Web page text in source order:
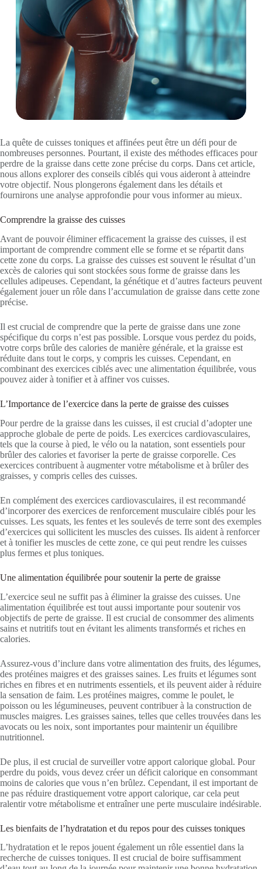
La quête de cuisses toniques et affinées peut être un défi pour de
nombreuses personnes. Pourtant, il existe des méthodes efficaces pour
perdre de la graisse dans cette zone précise du corps. Dans cet article,
nous allons explorer des conseils ciblés qui vous aideront à atteindre
votre objectif. Nous plongerons également dans les détails et
fournirons une analyse approfondie pour vous informer au mieux.
Comprendre la graisse des cuisses
Avant de pouvoir éliminer efficacement la graisse des cuisses, il est
important de comprendre comment elle se forme et se répartit dans
cette zone du corps. La graisse des cuisses est souvent le résultat d’un
excès de calories qui sont stockées sous forme de graisse dans les
cellules adipeuses. Cependant, la génétique et d’autres facteurs peuvent
également jouer un rôle dans l’accumulation de graisse dans cette zone
précise.
Il est crucial de comprendre que la perte de graisse dans une zone
spécifique du corps n’est pas possible. Lorsque vous perdez du poids,
votre corps brûle des calories de manière générale, et la graisse est
réduite dans tout le corps, y compris les cuisses. Cependant, en
combinant des exercices ciblés avec une alimentation équilibrée, vous
pouvez aider à tonifier et à affiner vos cuisses.
L’Importance de l’exercice dans la perte de graisse des cuisses
Pour perdre de la graisse dans les cuisses, il est crucial d’adopter une
approche globale de perte de poids. Les exercices cardiovasculaires,
tels que la course à pied, le vélo ou la natation, sont essentiels pour
brûler des calories et favoriser la perte de graisse corporelle. Ces
exercices contribuent à augmenter votre métabolisme et à brûler des
graisses, y compris celles des cuisses.
En complément des exercices cardiovasculaires, il est recommandé
d’incorporer des exercices de renforcement musculaire ciblés pour les
cuisses. Les squats, les fentes et les soulevés de terre sont des exemples
d’exercices qui sollicitent les muscles des cuisses. Ils aident à renforcer
et à tonifier les muscles de cette zone, ce qui peut rendre les cuisses
plus fermes et plus toniques.
Une alimentation équilibrée pour soutenir la perte de graisse
L’exercice seul ne suffit pas à éliminer la graisse des cuisses. Une
alimentation équilibrée est tout aussi importante pour soutenir vos
objectifs de perte de graisse. Il est crucial de consommer des aliments
sains et nutritifs tout en évitant les aliments transformés et riches en
calories.
Assurez-vous d’inclure dans votre alimentation des fruits, des légumes,
des protéines maigres et des graisses saines. Les fruits et légumes sont
riches en fibres et en nutriments essentiels, et ils peuvent aider à réduire
la sensation de faim. Les protéines maigres, comme le poulet, le
poisson ou les légumineuses, peuvent contribuer à la construction de
muscles maigres. Les graisses saines, telles que celles trouvées dans les
avocats ou les noix, sont importantes pour maintenir un équilibre
nutritionnel.
De plus, il est crucial de surveiller votre apport calorique global. Pour
perdre du poids, vous devez créer un déficit calorique en consommant
moins de calories que vous n’en brûlez. Cependant, il est important de
ne pas réduire drastiquement votre apport calorique, car cela peut
ralentir votre métabolisme et entraîner une perte musculaire indésirable.
Les bienfaits de l’hydratation et du repos pour des cuisses toniques
L’hydratation et le repos jouent également un rôle essentiel dans la
recherche de cuisses toniques. Il est crucial de boire suffisamment